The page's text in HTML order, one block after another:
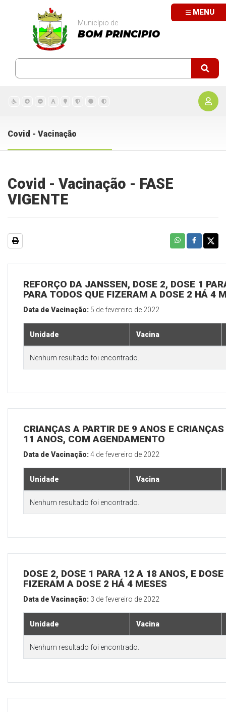
MENU
Município de
BOM PRINCIPIO
Covid - Vacinação
Covid - Vacinação - FASE
VIGENTE
REFORÇO DA JANSSEN, DOSE 2, DOSE 1
PARA TODOS QUE FIZERAM A DOSE 2 HÁ 4
Data de Vacinação: 5 de fevereiro de 2022
Unidade Vacina
Nenhum resultado foi encontrado.
CRIANÇAS A PARTIR DE 9 ANOS E
11 ANOS, COM AGENDAMENTO
Data de Vacinação:4 de fevereiro de 2022
Unidade Vacina
Nenhum resultado foi encontrado.
DOSE 2, DOSE 1 PARA 12 A 18 ANOS, E
FIZERAM A DOSE 2 HÁ 4 MESES
Data de Vacinação: 3 de fevereiro de 2022
Unidade Vacina
Nenhum resultado foi encontrado.